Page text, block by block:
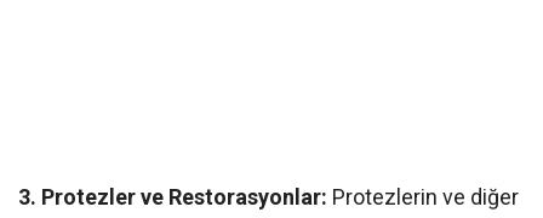
3. Protezler ve Restorasyonlar: Protezlerin ve diğer